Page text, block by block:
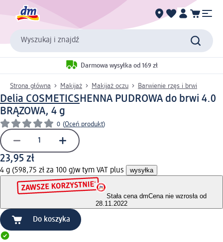
Wyszukaj i znajdź
Darmowa wysyłka od 169 zł
Strona główna Makijaż Makijaż oczu Barwienie rzęs i brwi
Delia COSMETICS HENNA PUDROWA do brwi 4.0
BRĄZOWA, 4 g
0 (Oceń produkt)
23,95 zł
4 g (598,75 zł za 100 g)w tym VAT plus wysyłka
Stała cena dmCena nie wzrosła od
28.11.2022
Do koszyka